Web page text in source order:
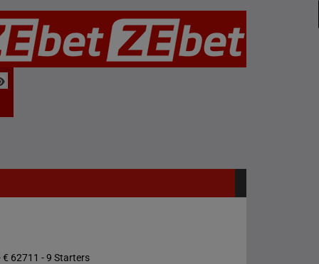
€ 62711 - 9 Starters